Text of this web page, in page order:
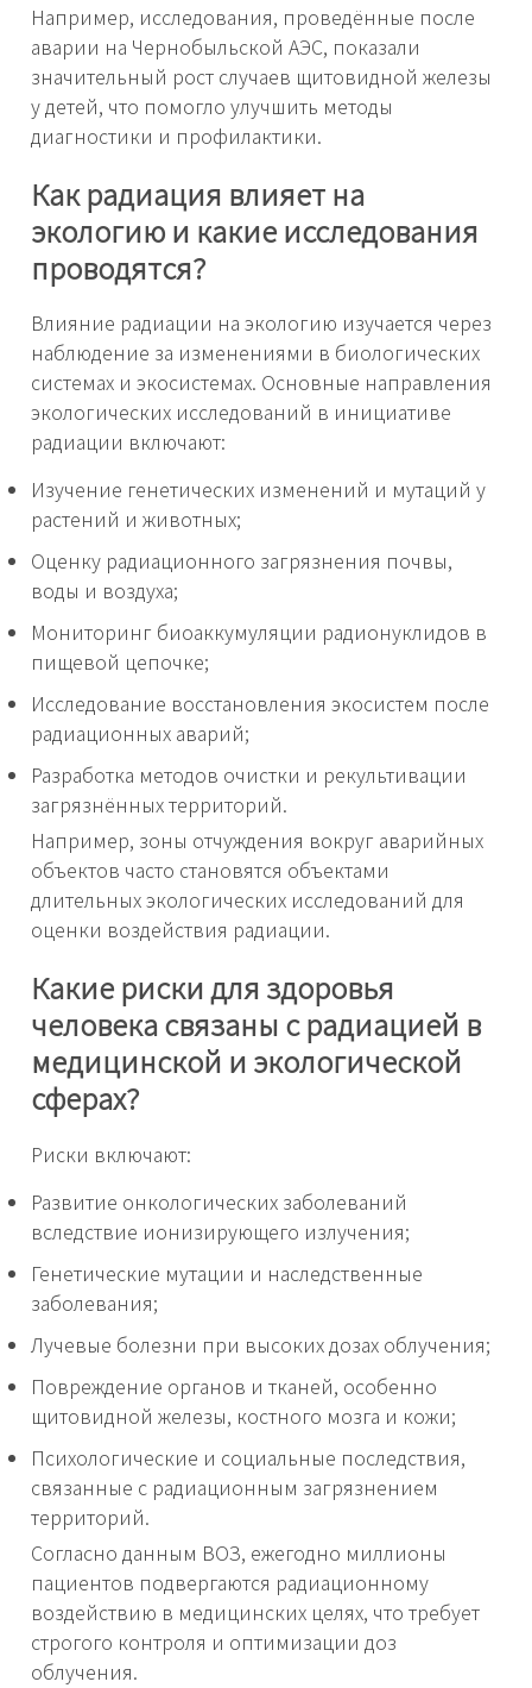
Например, исследования, проведённые после
аварии на Чернобыльской АЭС, показали
значительный рост случаев щитовидной железы
у детей, что помогло улучшить методы
диагностики и профилактики.
Как радиация влияет на
экологию и какие исследования
проводятся?
Влияние радиации на экологию изучается через
наблюдение за изменениями в биологических
системах и экосистемах. Основные направления
экологических исследований в инициативе
радиации включают:
Изучение генетических изменений и мутаций у
растений и животных;
Оценку радиационного загрязнения почвы,
воды и воздуха;
Мониторинг биоаккумуляции радионуклидов в
пищевой цепочке;
Исследование восстановления экосистем после
радиационных аварий;
Разработка методов очистки и рекультивации
загрязнённых территорий.
Например, зоны отчуждения вокруг аварийных
объектов часто становятся объектами
длительных экологических исследований для
оценки воздействия радиации.
Какие риски для здоровья
человека связаны с радиацией в
медицинской и экологической
сферах?
Риски включают:
Развитие онкологических заболеваний
вследствие ионизирующего излучения;
Генетические мутации и наследственные
заболевания;
Лучевые болезни при высоких дозах облучения;
Повреждение органов и тканей, особенно
щитовидной железы, костного мозга и кожи;
Психологические и социальные последствия,
связанные с радиационным загрязнением
территорий.
Согласно данным ВОЗ, ежегодно миллионы
пациентов подвергаются радиационному
воздействию в медицинских целях, что требует
строгого контроля и оптимизации доз
облучения.